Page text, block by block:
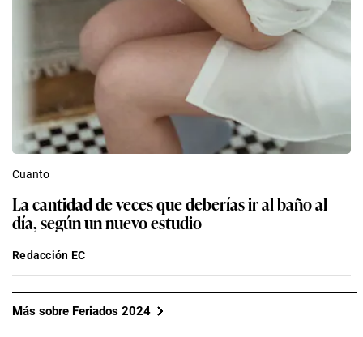
Cuanto
La cantidad de veces que deberías ir al baño al
día, según un nuevo estudio
Redacción EC
Más sobre Feriados 2024